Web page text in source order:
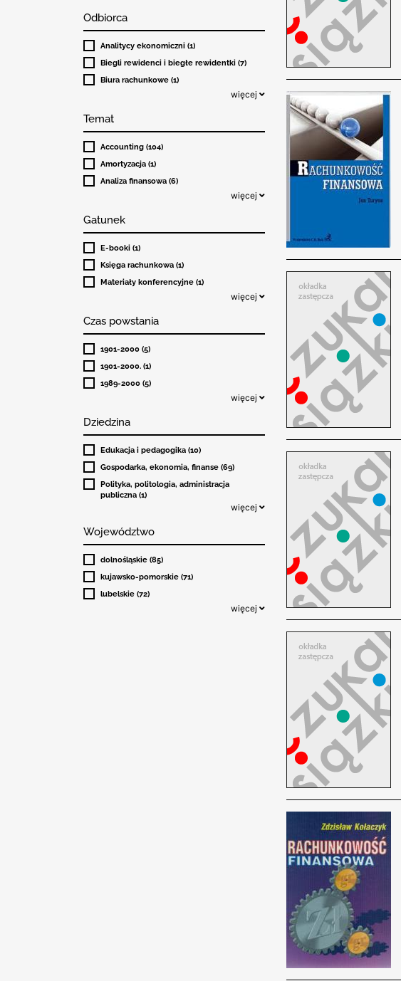
Odbiorca
Analitycy ekonomiczni (1)
Biegli rewidenci i biegłe rewidentki (7)
Biura rachunkowe (1)
więcej
Temat
Accounting (104)
Amortyzacja (1)
Analiza finansowa (6)
więcej
Gatunek
E-booki (1)
Księga rachunkowa (1)
Materiały konferencyjne (1)
więcej
Czas powstania
1901-2000 (5)
1901-2000. (1)
1989-2000 (5)
więcej
Dziedzina
Edukacja i pedagogika (10)
Gospodarka, ekonomia, finanse (69)
Polityka, politologia, administracja
publiczna (1)
więcej
Województwo
dolnośląskie (85)
kujawsko-pomorskie (71)
lubelskie (72)
więcej